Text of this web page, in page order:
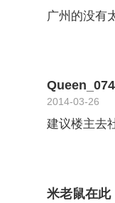
广州的没有
2014-03-26
建议楼主去
米老鼠在此